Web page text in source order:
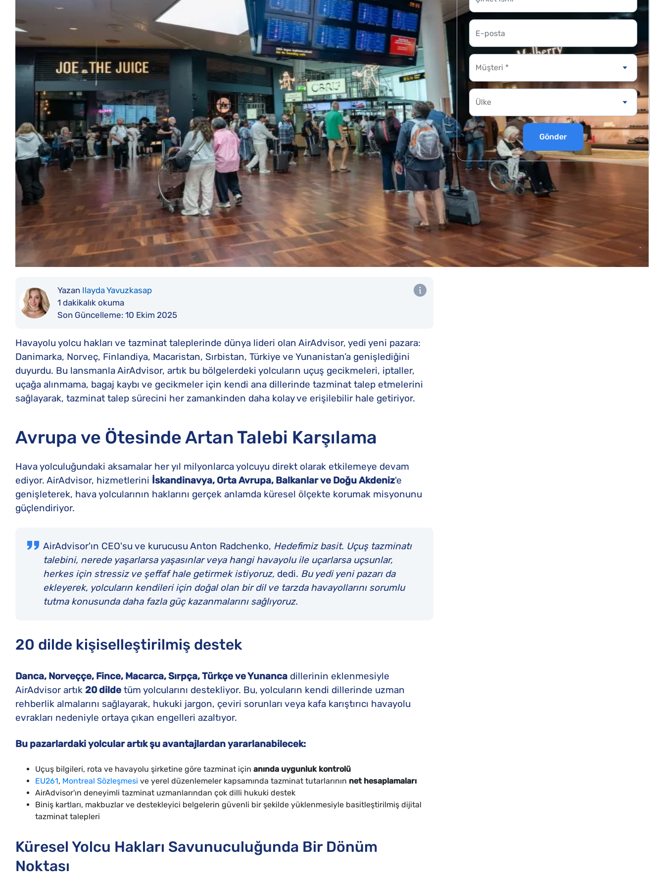
Qatar Airways Tazminatı
SunExpress Tazminatı
Corendon Tazminatı
Yazan Ilayda Yavuzkasap
1 dakikalık okuma
Son Güncelleme: 10 Ekim 2025
Havayolu yolcu hakları ve tazminat taleplerinde dünya lideri olan AirAdvisor, yedi yeni pazara:
Danimarka, Norveç, Finlandiya, Macaristan, Sırbistan, Türkiye ve Yunanistan’a genişlediğini
duyurdu. Bu lansmanla AirAdvisor, artık bu bölgelerdeki yolcuların uçuş gecikmeleri, iptaller,
uçağa alınmama, bagaj kaybı ve gecikmeler için kendi ana dillerinde tazminat talep etmelerini
sağlayarak, tazminat talep sürecini her zamankinden daha kolay ve erişilebilir hale getiriyor.
Avrupa ve Ötesinde Artan Talebi Karşılama
Hava yolculuğundaki aksamalar her yıl milyonlarca yolcuyu direkt olarak etkilemeye devam
ediyor. AirAdvisor, hizmetlerini İskandinavya, Orta Avrupa, Balkanlar ve Doğu Akdeniz'e
genişleterek, hava yolcularının haklarını gerçek anlamda küresel ölçekte korumak misyonunu
güçlendiriyor.
AirAdvisor'ın CEO'su ve kurucusu Anton Radchenko, Hedefimiz basit. Uçuş tazminatı
talebini, nerede yaşarlarsa yaşasınlar veya hangi havayolu ile uçarlarsa uçsunlar,
herkes için stressiz ve şeffaf hale getirmek istiyoruz, dedi. Bu yedi yeni pazarı da
ekleyerek, yolcuların kendileri için doğal olan bir dil ve tarzda havayollarını sorumlu
tutma konusunda daha fazla güç kazanmalarını sağlıyoruz.
20 dilde kişiselleştirilmiş destek
Danca, Norveççe, Fince, Macarca, Sırpça, Türkçe ve Yunanca dillerinin eklenmesiyle
AirAdvisor artık 20 dilde tüm yolcularını destekliyor. Bu, yolcuların kendi dillerinde uzman
rehberlik almalarını sağlayarak, hukuki jargon, çeviri sorunları veya kafa karıştırıcı havayolu
evrakları nedeniyle ortaya çıkan engelleri azaltıyor.
Bu pazarlardaki yolcular artık şu avantajlardan yararlanabilecek:
Uçuş bilgileri, rota ve havayolu şirketine göre tazminat için anında uygunluk kontrolü
EU261, Montreal Sözleşmesi ve yerel düzenlemeler kapsamında tazminat tutarlarının net hesaplamaları
AirAdvisor'ın deneyimli tazminat uzmanlarından çok dilli hukuki destek
Biniş kartları, makbuzlar ve destekleyici belgelerin güvenli bir şekilde yüklenmesiyle basitleştirilmiş dijital
tazminat talepleri
Küresel Yolcu Hakları Savunuculuğunda Bir Dönüm
Noktası
Müşteri *
Gönder